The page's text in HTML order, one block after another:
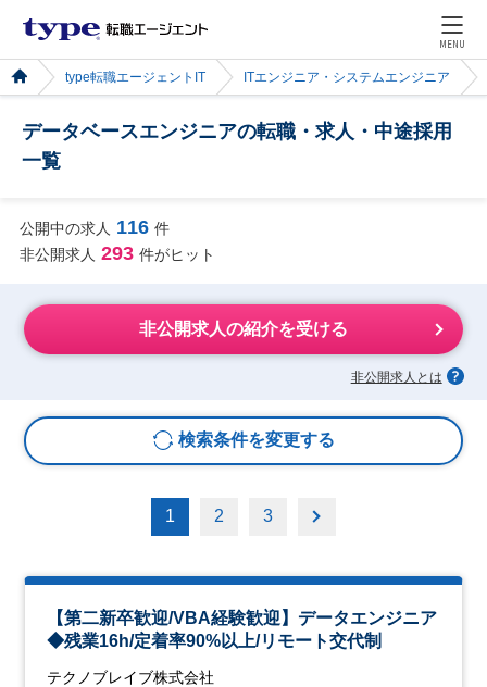
MENU
type転職エージェントIT ITエンジニア・システムエンジニア
データベースエンジニアの転職・求人・中途採用
一覧
公開中の求人 116 件
非公開求人 293 件がヒット
非公開求人の紹介を受ける
非公開求人とは
検索条件を変更する
1 2 3
【第二新卒歓迎/VBA経験歓迎】データエンジニア
◆残業16h/定着率90%以上/リモート交代制
テクノブレイブ株式会社